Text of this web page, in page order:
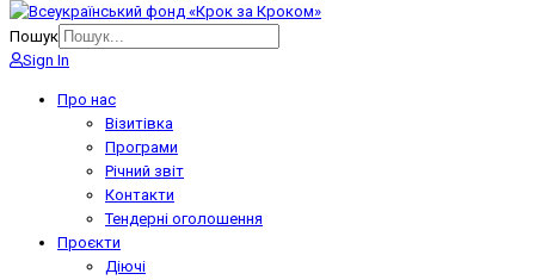
Пошук
Sign In
Про нас
Візитівка
Програми
Річний звіт
Контакти
Тендерні оголошення
Проєкти
Діючі